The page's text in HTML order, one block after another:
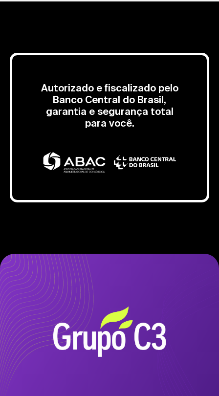
Autorizado e fiscalizado pelo
Banco Central do Brasil,
garantia e segurança total
para você.